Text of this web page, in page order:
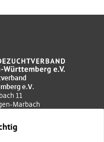
e.V.
11
Marbach